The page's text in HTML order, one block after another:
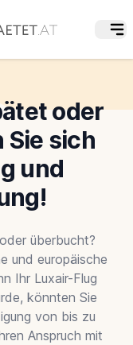
oder
Sie sich
und
überbucht?
und europäische
Ihr Luxair-Flug
könnten Sie
von bis zu
Anspruch mit